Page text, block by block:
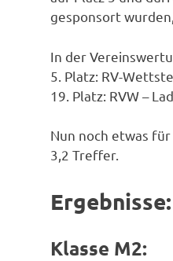
gesponsort
In der
5. Platz: RV-
19. Platz: RVW –
Nun noch etwas
3,2 Treffer.
Ergebnisse:
Klasse M2: